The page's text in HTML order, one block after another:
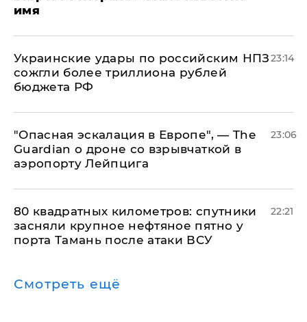
имя
Украинские удары по российским НПЗ
сожгли более триллиона рублей
бюджета РФ
23:14
"Опасная эскалация в Европе", — The
Guardian о дроне со взрывчаткой в
аэропорту Лейпцига
23:06
80 квадратных километров: спутники
засняли крупное нефтяное пятно у
порта Тамань после атаки ВСУ
22:21
Смотреть ещё